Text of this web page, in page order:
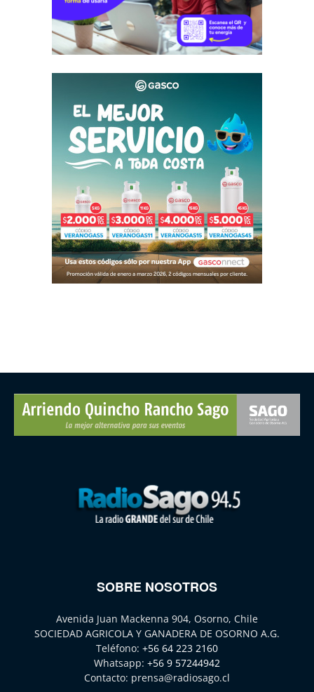
SOBRE NOSOTROS
Avenida Juan Mackenna 904, Osorno, Chile
SOCIEDAD AGRICOLA Y GANADERA DE OSORNO A.G.
Teléfono: +56 64 223 2160
Whatsapp: +56 9 57244942
Contacto: prensa@radiosago.cl